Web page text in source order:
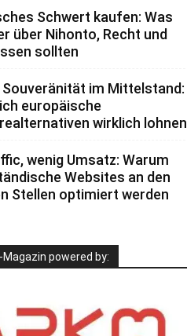
Schwert kaufen: Was
über Nihonto, Recht und
sollten
Souveränität im Mittelstand:
europäische
wirklich lohnen
wenig Umsatz: Warum
Websites an den
Stellen optimiert werden
powered by: